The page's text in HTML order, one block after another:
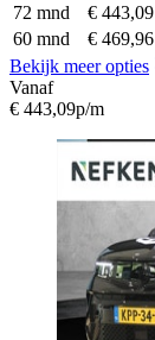
72 mnd
€ 443,09
60 mnd
€ 469,96
Bekijk meer opties
Vanaf
€ 443,09p/m